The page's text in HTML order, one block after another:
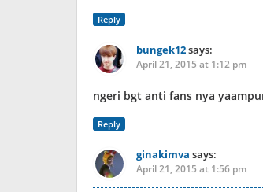
Reply
bungek12says:
April 21, 2015 at 1:12 pm
ngeri bgt anti fans nya
Reply
ginakimva says:
April 21, 2015 at 1:56 pm